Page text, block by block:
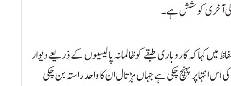
کی آخری کوشش ہے۔
کہا کہ کاروباری طبقے کو ظالمانہ پالیسیوں کے ذریعے دیوار
اس انتہا پر پہنچ چکی ہے جہاں ہڑتال ان کا واحد راستہ بن چکی